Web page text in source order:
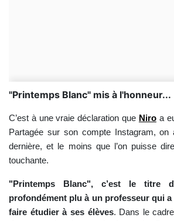
"Printemps Blanc" mis à l'honneur...
C’est à une vraie déclaration que Niroa
Partagée sur son compte Instagram,
dernière, et le moins que l’on puisse
touchante.
"Printemps Blanc", c’est le titre
profondément plu à un professeur qui a
faire étudier à ses élèves. Dans le cadre